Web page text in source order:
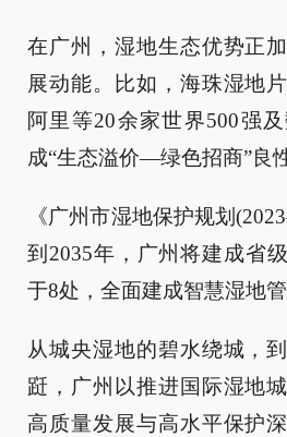
在广州，湿地生态优势正
展动能。比如，海珠湿地
阿里等20余家世界500强
成“生态溢价—绿色招商”良
《广州市湿地保护规划
到2035年，广州将建成省
于8处，全面建成智慧湿地管
从城央湿地的碧水绕城，
跹，广州以推进国际湿地
高质量发展与高水平保护